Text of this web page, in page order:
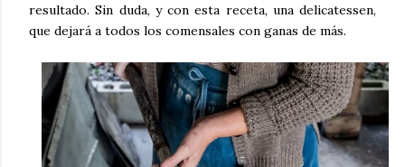
resultado. Sin duda, y con esta receta, una delicatessen,
que dejará a todos los comensales con ganas de más.